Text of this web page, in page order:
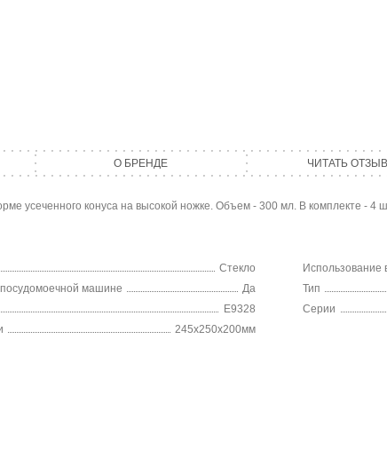
О БРЕНДЕ ЧИТАТЬ
усеченного конуса на высокой ножке. Объем - 300 мл. В комплекте - 4
Стекло Использование
посудомоечной машине
Да Тип
E9328 Серии
245х250х200мм